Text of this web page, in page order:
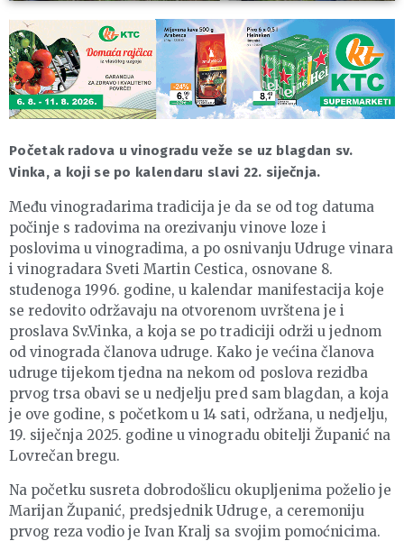
Početak radova u vinogradu veže se uz blagdan sv.
Vinka, a koji se po kalendaru slavi 22. siječnja.
Među vinogradarima tradicija je da se od tog datuma
počinje s radovima na orezivanju vinove loze i
poslovima u vinogradima, a po osnivanju Udruge vinara
i vinogradara Sveti Martin Cestica, osnovane 8.
studenoga 1996. godine, u kalendar manifestacija koje
se redovito održavaju na otvorenom uvrštena je i
proslava Sv.Vinka, a koja se po tradiciji održi u jednom
od vinograda članova udruge. Kako je većina članova
udruge tijekom tjedna na nekom od poslova rezidba
prvog trsa obavi se u nedjelju pred sam blagdan, a koja
je ove godine, s početkom u 14 sati, održana, u nedjelju,
19. siječnja 2025. godine u vinogradu obitelji Županić na
Lovrečan bregu.
Na početku susreta dobrodošlicu okupljenima poželio je
Marijan Županić, predsjednik Udruge, a ceremoniju
prvog reza vodio je Ivan Kralj sa svojim pomoćnicima.